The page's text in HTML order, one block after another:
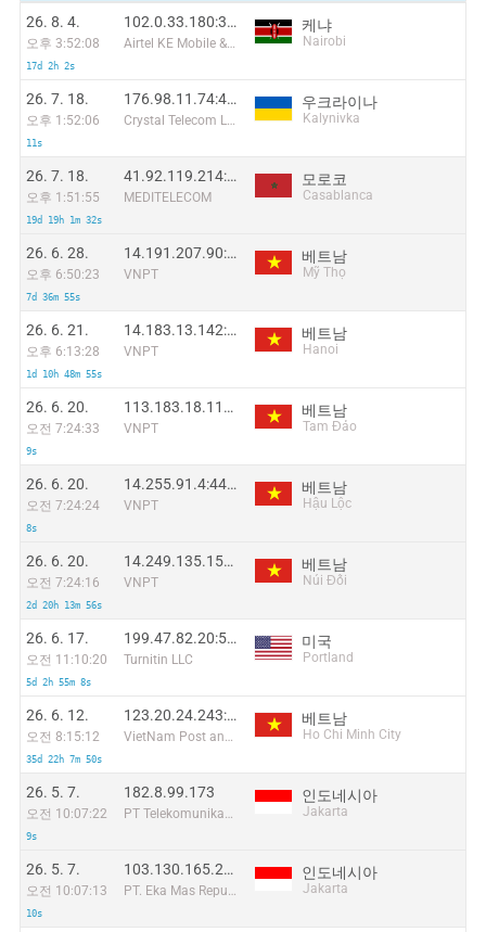
26. 8. 4.
오후 3:52:08
17d 2h 2s
102.0.33.180:35034
Airtel KE Mobile & Fixed Internet
케냐
Nairobi
26. 7. 18.
오후 1:52:06
11s
176.98.11.74:47478
Crystal Telecom Ltd
우크라이나
Kalynivka
26. 7. 18.
오후 1:51:55
19d 19h 1m 32s
41.92.119.214:56063
MEDITELECOM
모로코
Casablanca
26. 6. 28.
오후 6:50:23
7d 36m 55s
14.191.207.90:26615
VNPT
베트남
Mỹ Thọ
26. 6. 21.
오후 6:13:28
1d 10h 48m 55s
14.183.13.142:41331
VNPT
베트남
Hanoi
26. 6. 20.
오전 7:24:33
9s
113.183.18.113:51515
VNPT
베트남
Tam Đảo
26. 6. 20.
오전 7:24:24
8s
14.255.91.4:44070
VNPT
베트남
Hậu Lộc
26. 6. 20.
오전 7:24:16
2d 20h 13m 56s
14.249.135.157:40611
VNPT
베트남
Núi Đối
26. 6. 17.
오전 11:10:20
5d 2h 55m 8s
199.47.82.20:51374
Turnitin LLC
미국
Portland
26. 6. 12.
오전 8:15:12
35d 22h 7m 50s
123.20.24.243:39001
VietNam Post and Telecom Corporation
베트남
Ho Chi Minh City
26. 5. 7.
오전 10:07:22
9s
182.8.99.173
PT Telekomunikasi Selular Indonesia
인도네시아
Jakarta
26. 5. 7.
오전 10:07:13
10s
103.130.165.249
PT. Eka Mas Republik
인도네시아
Jakarta